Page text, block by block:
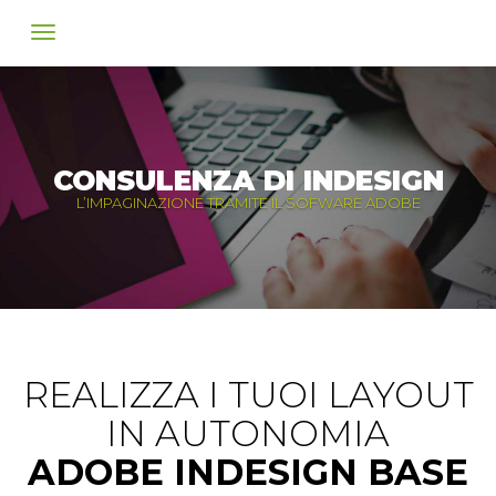
Consulenza
di
InDesign
da
Torino
CONSULENZA DI INDESIGN
L’IMPAGINAZIONE TRAMITE IL SOFWARE ADOBE
REALIZZA I TUOI LAYOUT
IN AUTONOMIA
ADOBE INDESIGN BASE